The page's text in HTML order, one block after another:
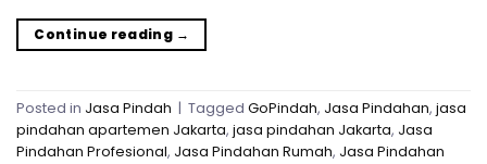
Continue reading →
Posted in Jasa Pindah Tagged GoPindah, Jasa Pindahan, jasa
pindahan apartemen Jakarta, jasa pindahan Jakarta, Jasa
Pindahan Profesional, Jasa Pindahan Rumah, Jasa Pindahan